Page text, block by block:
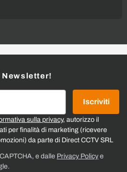
sulla privacy, autorizzo il
per finalità di marketing (ricevere
da parte di Direct CCTV SRL
Iscriviti
e dalle Privacy Policy e